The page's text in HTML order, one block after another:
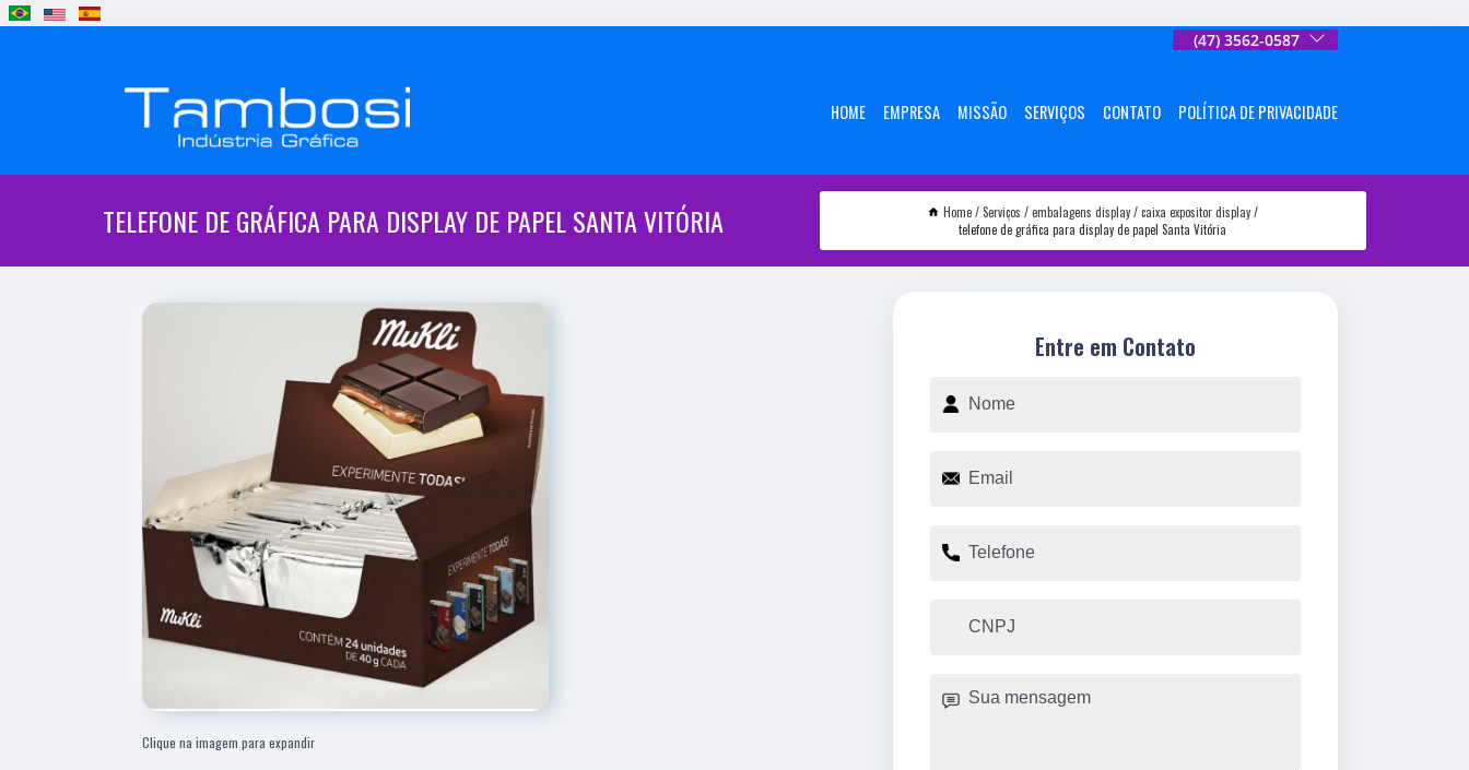
(47) 3562-0587
HOME EMPRESA MISSÃO SERVIÇOS CONTATO POLÍTICA DE PRIVACIDADE
TELEFONE DE GRÁFICA PARA DISPLAY DE PAPEL SANTA VITÓRIA Home Serviços embalagens display
caixa expositor display
telefone de gráfica para display de papel Santa Vitória
Clique na imagem para expandir
Entre em Contato